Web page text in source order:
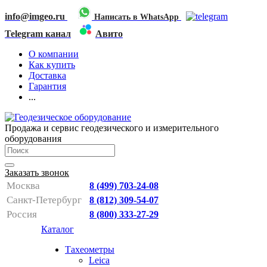
info@imgeo.ru Написать в WhatsApp
Telegram канал
Авито
О компании
Как купить
Доставка
Гарантия
...
Продажа и сервис геодезического и измерительного
оборудования
Заказать звонок
Москва 8 (499) 703-24-08
Санкт-Петербург 8 (812) 309-54-07
Россия 8 (800) 333-27-29
Каталог
Тахеометры
Leica